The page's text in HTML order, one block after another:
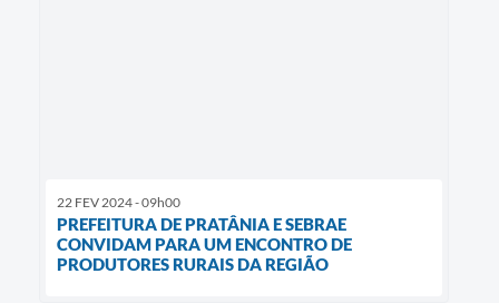
22 FEV 2024 - 09h00
PREFEITURA DE PRATÂNIA E SEBRAE
CONVIDAM PARA UM ENCONTRO DE
PRODUTORES RURAIS DA REGIÃO